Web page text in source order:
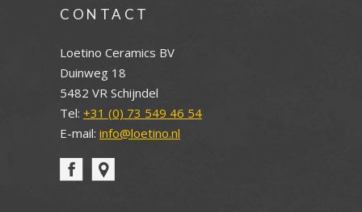
CONTACT
Loetino Ceramics BV
Duinweg 18
5482 VR Schijndel
Tel: +31 (0) 73 549 46 54
E-mail: info@loetino.nl